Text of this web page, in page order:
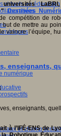
virtuels en éducation
numérique
et champ
"Destinées
compétition de
de mettre au
vaincre l’équipe,
enseignants,
à l’IFÉ-ENS de